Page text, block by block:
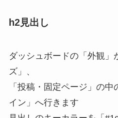
h2見出し
ダッシュボードの「外観」
ズ」、
「投稿・固定ページ」の
イン」へ行きます